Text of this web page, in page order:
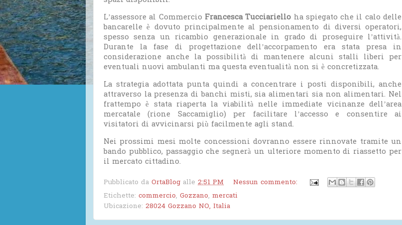
L’assessore al Commercio Francesca Tucciariello ha spiegato che il calo delle
bancarelle è dovuto principalmente al pensionamento di diversi operatori,
spesso senza un ricambio generazionale in grado di proseguire l’attività.
Durante la fase di progettazione dell’accorpamento era stata presa in
considerazione anche la possibilità di mantenere alcuni stalli liberi per
eventuali nuovi ambulanti ma questa eventualità non si è concretizzata.
La strategia adottata punta quindi a concentrare i posti disponibili, anche
attraverso la presenza di banchi misti, sia alimentari sia non alimentari. Nel
frattempo è stata riaperta la viabilità nelle immediate vicinanze dell’area
mercatale (rione Saccamiglio) per facilitare l’accesso e consentire ai
visitatori di avvicinarsi più facilmente agli stand.
Nei prossimi mesi molte concessioni dovranno essere rinnovate tramite un
bando pubblico, passaggio che segnerà un ulteriore momento di riassetto per
il mercato cittadino.
Pubblicato da OrtaBlog alle 2:51 PM
Nessun commento:
Etichette: commercio, Gozzano, mercati
Ubicazione: 28024 Gozzano NO, Italia